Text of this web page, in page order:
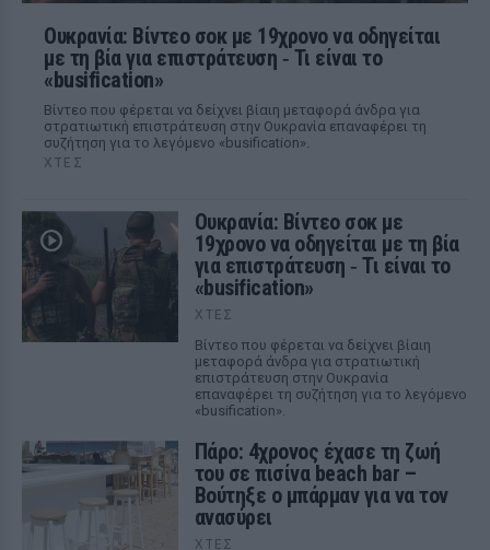
Ουκρανία: Βίντεο σοκ με 19χρονο να οδηγείται
με τη βία για επιστράτευση ‑ Τι είναι το
«busification»
Βίντεο που φέρεται να δείχνει βίαιη μεταφορά άνδρα για
στρατιωτική επιστράτευση στην Ουκρανία επαναφέρει τη
συζήτηση για το λεγόμενο «busification».
ΧΤΕΣ
Ουκρανία: Βίντεο σοκ με
19χρονο να οδηγείται με τη βία
για επιστράτευση ‑ Τι είναι το
«busification»
ΧΤΕΣ
Βίντεο που φέρεται να δείχνει βίαιη
μεταφορά άνδρα για στρατιωτική
επιστράτευση στην Ουκρανία
επαναφέρει τη συζήτηση για το λεγόμενο
«busification».
Πάρο: 4χρονος έχασε τη ζωή
του σε πισίνα beach bar –
Βούτηξε ο μπάρμαν για να τον
ανασύρει
ΧΤΕΣ